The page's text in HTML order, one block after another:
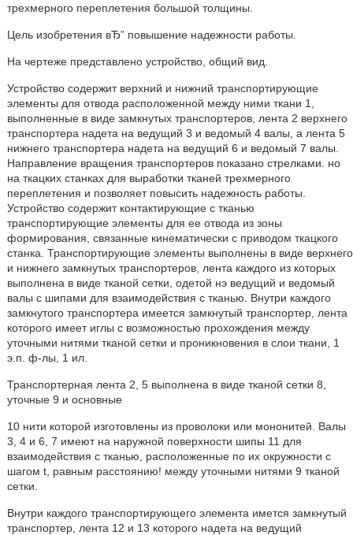
трехмерного переплетения большой толщины.
Цель изобретения вЂ” повышение надежности работы.
На чертеже представлено устройство, общий вид.
Устройство содержит верхний и нижний транспортирующие
элементы для отвода расположенной между ними ткани 1,
выполненные в виде замкнутых транспортеров, лента 2 верхнего
транспортера надета на ведущий 3 и ведомый 4 валы, а лента 5
нижнего транспортера надета на ведущий 6 и ведомый 7 валы.
Направление вращения транспортеров показано стрелками. но
на ткацких станках для выработки тканей трехмерного
переплетения и позволяет повысить надежность работы.
Устройство содержит контактирующие с тканью
транспортирующие элементы для ее отвода из зоны
формирования, связанные кинематически с приводом ткацкого
станка. Транспортирующие элементы выполнены в виде верхнего
и нижнего замкнутых транспортеров, лента каждого из которых
выполнена в виде тканой сетки, одетой нэ ведущий и ведомый
валы с шипами для взаимодействия с тканью. Внутри каждого
замкнутого транспортера имеется замкнутый транспортер, лента
которого имеет иглы с возможностью прохождения между
уточными нитями тканой сетки и проникновения в слои ткани, 1
э.п. ф-лы, 1 ил.
Транспортерная лента 2, 5 выполнена в виде тканой сетки 8,
уточные 9 и основные
10 нити которой изготовлены из проволоки или мононитей. Валы
3, 4 и 6, 7 имеют на наружной поверхности шипы 11 для
взаимодействия с тканью, расположенные по их окружности с
шагом t, равным расстоянию! между уточными нитями 9 тканой
сетки.
Внутри каждого транспортирующего элемента имется замкнутый
транспортер, лента 12 и 13 которого надета на ведущий